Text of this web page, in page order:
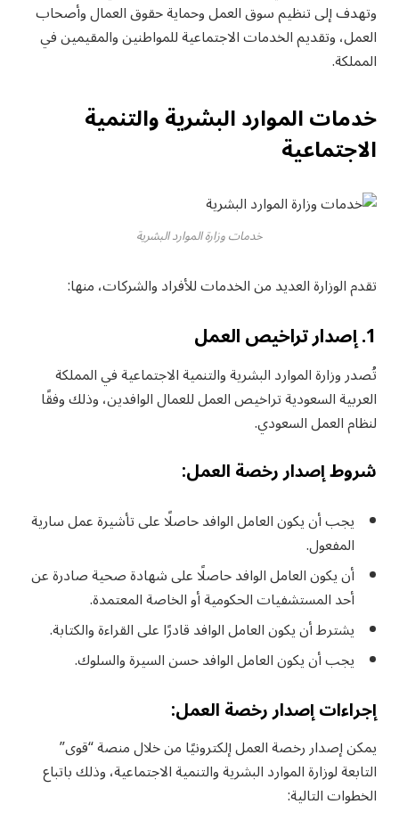
وتهدف إلى تنظيم سوق العمل وحماية حقوق العمال وأصحاب
العمل، وتقديم الخدمات الاجتماعية للمواطنين والمقيمين في
المملكة.
خدمات الموارد البشرية والتنمية
الاجتماعية
خدمات وزارة الموارد البشرية
تقدم الوزارة العديد من الخدمات للأفراد والشركات، منها:
1. إصدار تراخيص العمل
تُصدر وزارة الموارد البشرية والتنمية الاجتماعية في المملكة
العربية السعودية تراخيص العمل للعمال الوافدين، وذلك وفقًا
لنظام العمل السعودي.
شروط إصدار رخصة العمل:
يجب أن يكون العامل الوافد حاصلًا على تأشيرة عمل سارية
المفعول.
أن يكون العامل الوافد حاصلًا على شهادة صحية صادرة عن
أحد المستشفيات الحكومية أو الخاصة المعتمدة.
يشترط أن يكون العامل الوافد قادرًا على القراءة والكتابة.
يجب أن يكون العامل الوافد حسن السيرة والسلوك.
إجراءات إصدار رخصة العمل:
يمكن إصدار رخصة العمل إلكترونيًا من خلال منصة “قوى”
التابعة لوزارة الموارد البشرية والتنمية الاجتماعية، وذلك باتباع
الخطوات التالية: